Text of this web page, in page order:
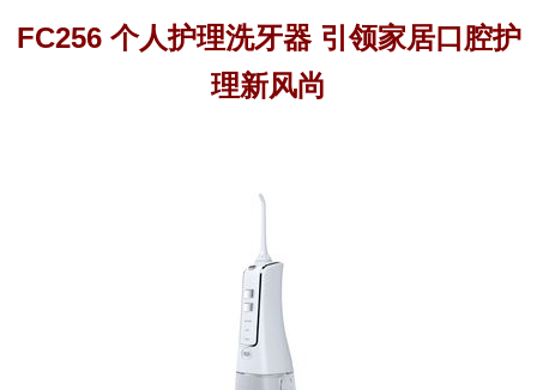
FC256 个人护理洗牙器 引领家居口腔护
理新风尚